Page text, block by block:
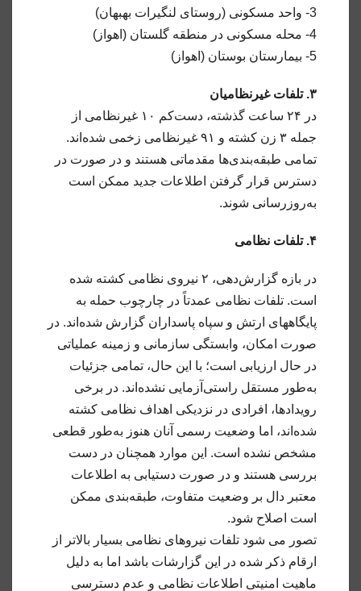
3- واحد مسکونی (روستای لنگیرات بهبهان)
4- محله مسکونی در منطقه گلستان (اهواز)
5- بیمارستان بوستان (اهواز)
۳. تلفات غیرنظامیان
در ۲۴ ساعت گذشته، دست‌کم ۱۰ غیرنظامی از
جمله ۳ زن کشته و ۹۱ غیرنظامی زخمی شده‌اند.
تمامی طبقه‌بندی‌ها مقدماتی هستند و در صورت در
دسترس قرار گرفتن اطلاعات جدید ممکن است
به‌روزرسانی شوند.
۴. تلفات نظامی
در بازه گزارش‌دهی، ۲ نیروی نظامی کشته شده‌
است. تلفات نظامی عمدتاً در چارچوب حمله به
پایگاههای ارتش و سپاه پاسداران گزارش شده‌اند. در
صورت امکان، وابستگی سازمانی و زمینه عملیاتی
در حال ارزیابی است؛ با این حال، تمامی جزئیات
به‌طور مستقل راستی‌آزمایی نشده‌اند. در برخی
رویدادها، افرادی در نزدیکی اهداف نظامی کشته
شده‌اند، اما وضعیت رسمی آنان هنوز به‌طور قطعی
مشخص نشده است. این موارد همچنان در دست
بررسی هستند و در صورت دستیابی به اطلاعات
معتبر دال بر وضعیت متفاوت، طبقه‌بندی ممکن
است اصلاح شود.
تصور می شود تلفات نیروهای نظامی بسیار بالاتر از
ارقام ذکر شده در این گزارشات باشد اما به دلیل
ماهیت امنیتی اطلاعات نظامی و عدم دسترسی